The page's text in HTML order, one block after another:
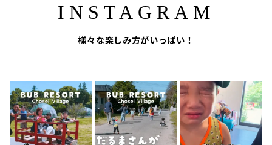
INSTAGRAM
様々な楽しみ方がいっぱい！